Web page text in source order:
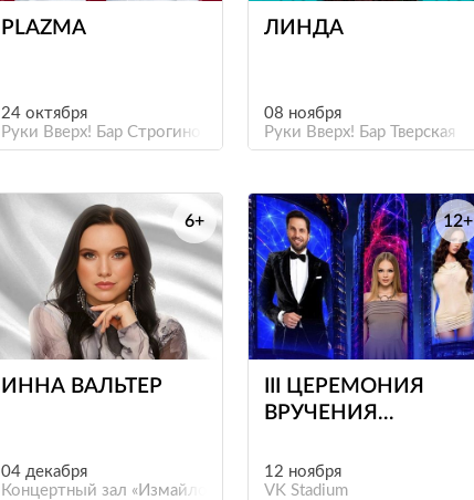
PLAZMA
24 октября
Руки Вверх! Бар Строгино
ЛИНДА
08 ноября
Руки Вверх! Бар Тверская
ИННА ВАЛЬТЕР
04 декабря
Концертный зал «Измайлово»
6+
е
III ЦЕРЕМОНИЯ
ВРУЧЕНИЯ
ПРЕМИИ
БЛОГЕРОВ ЗВЕЗДЫ
12 ноября
VK Stadium
12+